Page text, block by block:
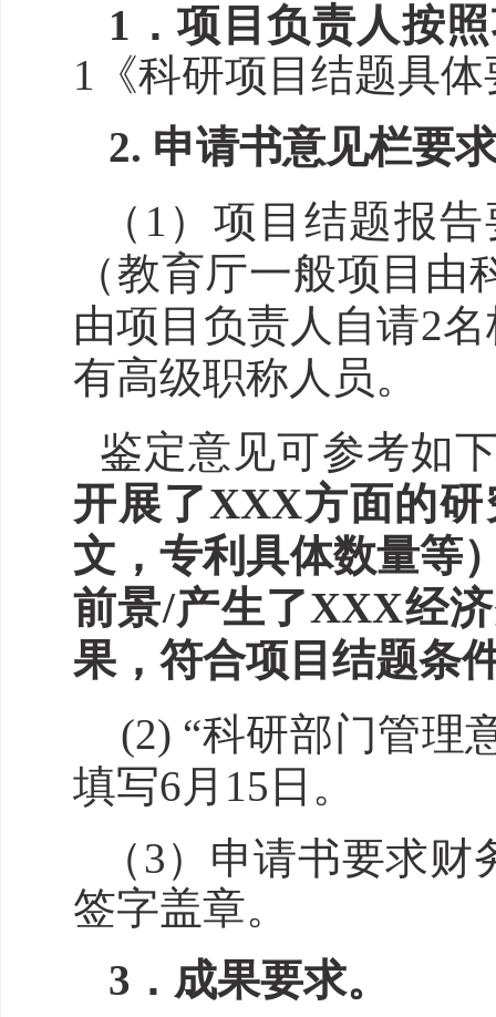
1．项目负责人按
1 《科研项目结题具
2. 申请书意见栏要
（1）项目结题报告
（教育厅一般项目由
由项目 负责人 自请2
有高级职称人员。
鉴定意见可参考如
开展了XXX方面的
文，专利具体数量等
前景/产生了XXX经
果，符合项目结题条
(2) “科研部门管理
填写6月 15 日。
（3）申请书要求财
签字盖章。
3． 成果要求。